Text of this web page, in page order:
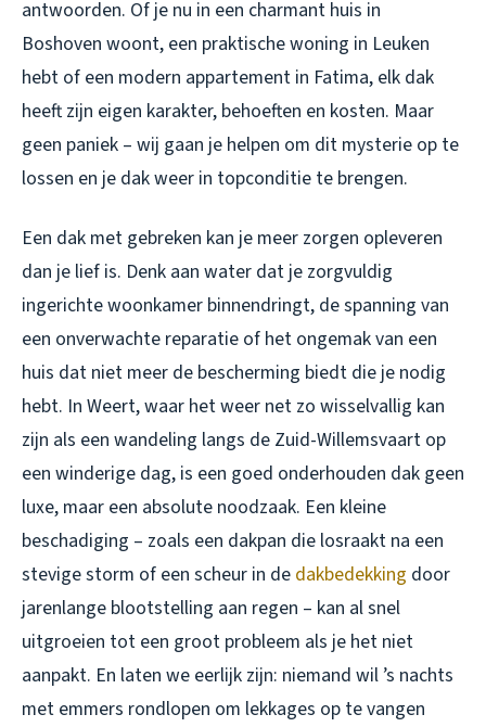
antwoorden. Of je nu in een charmant huis in
Boshoven woont, een praktische woning in Leuken
hebt of een modern appartement in Fatima, elk dak
heeft zijn eigen karakter, behoeften en kosten. Maar
geen paniek – wij gaan je helpen om dit mysterie op te
lossen en je dak weer in topconditie te brengen.
Een dak met gebreken kan je meer zorgen opleveren
dan je lief is. Denk aan water dat je zorgvuldig
ingerichte woonkamer binnendringt, de spanning van
een onverwachte reparatie of het ongemak van een
huis dat niet meer de bescherming biedt die je nodig
hebt. In Weert, waar het weer net zo wisselvallig kan
zijn als een wandeling langs de Zuid-Willemsvaart op
een winderige dag, is een goed onderhouden dak geen
luxe, maar een absolute noodzaak. Een kleine
beschadiging – zoals een dakpan die losraakt na een
stevige storm of een scheur in de dakbedekking door
jarenlange blootstelling aan regen – kan al snel
uitgroeien tot een groot probleem als je het niet
aanpakt. En laten we eerlijk zijn: niemand wil ’s nachts
met emmers rondlopen om lekkages op te vangen